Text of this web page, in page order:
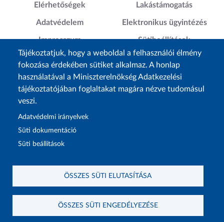
Tájékoztatjuk, hogy a weboldal a felhasználói élmény
fokozása érdekében sütiket alkalmaz. A honlap
használatával a Miniszterelnökség Adatkezelési
tájékoztatójában foglaltakat magára nézve tudomásul
veszi.
Adatvédelmi irányelvek
Süti dokumentáció
Süti beállítások
ÖSSZES SÜTI ELUTASÍTÁSA
ÖSSZES SÜTI ENGEDÉLYEZÉSE
Elérhetőségek
Adatvédelem
Impresszum
Akadálymentesítési
Nyilatkozat
Lakástámogatás
Elektronikus ügyintézés
Sütibeállítások
Üzemelteti a Lechner Nonprofit Kft. a Vidék- és Településfejlesztési Minisztérium megbízásából.